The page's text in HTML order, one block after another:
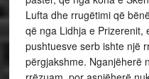
Lufta dhe rrugëtimi që
që nga Lidhja e Prizerenit,
pushtuesve serb ishte një
përgjakshme. Nganjëherë